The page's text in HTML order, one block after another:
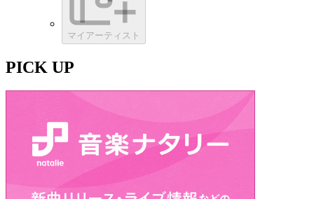
マイアーティスト
PICK UP